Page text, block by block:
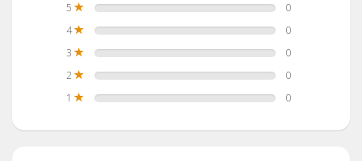
5
0
4
0
3
0
2
0
1
0